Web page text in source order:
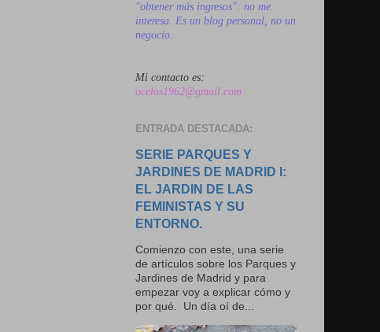
"obtener más ingresos": no me
interesa. Es un blog personal, no un
negocio.
Mi contacto es:
ocelos1962@gmail.com
ENTRADA DESTACADA:
SERIE PARQUES Y
JARDINES DE MADRID I:
EL JARDIN DE LAS
FEMINISTAS Y SU
ENTORNO.
Comienzo con este, una serie
de artículos sobre los Parques y
Jardines de Madrid y para
empezar voy a explicar cómo y
por qué. Un día oí de...